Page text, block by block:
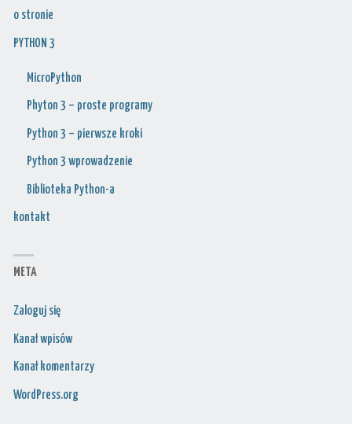
o stronie
PYTHON 3
MicroPython
Phyton 3 – proste programy
Python 3 – pierwsze kroki
Python 3 wprowadzenie
Biblioteka Python-a
kontakt
META
Zaloguj się
Kanał wpisów
Kanał komentarzy
WordPress.org